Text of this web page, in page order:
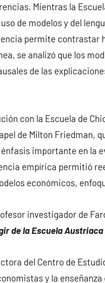
Mientras la
de modelos y del
permite contrastar
se analizó que los
de las
con la Escuela de
de Milton Friedman,
importante en la
empírica permitió
económicos,
investigador de
de la Escuela
del Centro de
y la